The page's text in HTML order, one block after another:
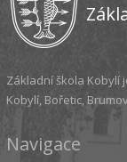
Základní škola Kobylí
Kobylí, Bořetic,
Navigace